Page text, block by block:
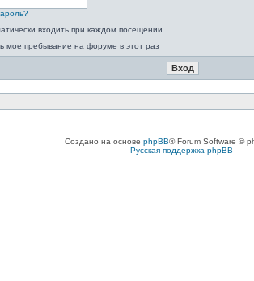
входить при каждом посещении
мое пребывание на форуме в этот раз
Создано на основе phpBB® Forum Software ©
Русская поддержка phpBB